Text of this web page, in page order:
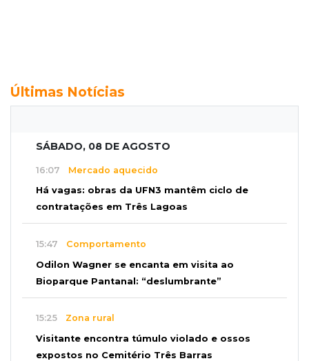
Últimas Notícias
SÁBADO, 08 DE AGOSTO
16:07 Mercado aquecido
Há vagas: obras da UFN3 mantêm ciclo de
contratações em Três Lagoas
15:47 Comportamento
Odilon Wagner se encanta em visita ao
Bioparque Pantanal: “deslumbrante”
15:25 Zona rural
Visitante encontra túmulo violado e ossos
expostos no Cemitério Três Barras